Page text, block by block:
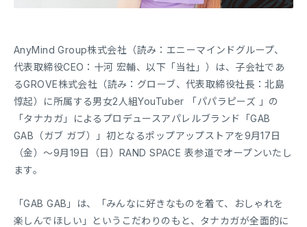
AnyMind Group株式会社（読み：エニーマインドグループ、
代表取締役CEO：十河 宏輔、以下「当社」）は、子会社であ
るGROVE株式会社（読み：グローブ、代表取締役社長：北島
惇起）に所属する男女2人組YouTuber 「パパラピーズ 」の
「タナカガ」によるプロデュースアパレルブランド「GAB
GAB（ガブ ガブ）」初となるポップアップストアを9月17日
（金）〜9月19日（日）RAND SPACE 表参道でオープンいたし
ます。
「GAB GAB」は、「みんなに好きなものを着て、おしゃれを
楽しんでほしい」というこだわりのもと、タナカガが全面的に